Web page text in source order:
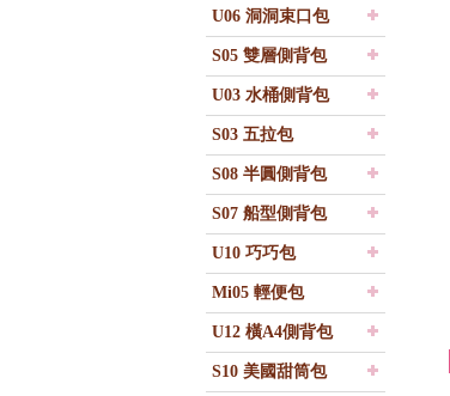
U06 洞洞束口包
S05 雙層側背包
U03 水桶側背包
S03 五拉包
S08 半圓側背包
S07 船型側背包
U10 巧巧包
Mi05 輕便包
U12 橫A4側背包
S10 美國甜筒包